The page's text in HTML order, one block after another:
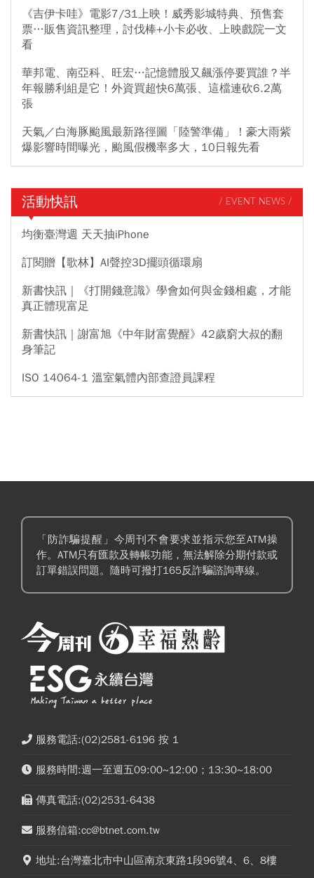
《吉伊卡哇》電影7/31上映！威秀影城特典、預售套
票…販售資訊整理，討伐棒+小卡必收、上映戲院一文
看
華邦電、南亞科、旺宏…記憶體股又飆漲停要買誰？半
年報勝利組是它！外資買超快6萬張、這檔連砍6.2萬
張
天氣／白海豚颱風最新路徑圖「陸警準備」！豪大雨紫
爆影響時間曝光，颱風假機率多大，10日報先看
活動快訊 / EVENT NEWS /
均衡臺灣週 天天抽iPhone
訂閱贈【歌林】AI聲控3D擺頭循環扇
新書快訊｜《打開錢意識》學會如何與金錢相處，才能
真正體現富足
新書快訊｜謝富旭《中年財富覺醒》42歲窮大叔的翻
身筆記
ISO 14064-1 溫室氣體內部查證員課程
「防詐騙提醒」今周刊不會要求並指示您至ATM操
作。ATM只有匯款及轉帳功能，無法解除分期付款或
訂單錯誤問題。隨時可撥打165反詐騙諮詢專線。
服務電話:(02)2581-6196 按 1
服務時間:週一至週五09:00~12:00；13:30~18:00
傳真電話:(02)2531-6438
服務信箱:cc@btnet.com.tw
地址:台灣臺北市中山區南京東路1段96號4、6、8樓